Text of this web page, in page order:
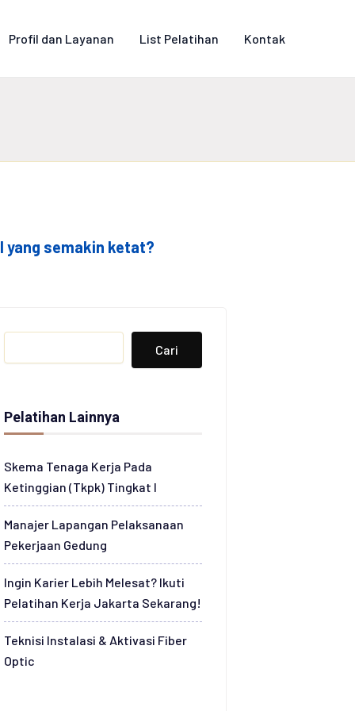
Profil dan Layanan List Pelatihan Kontak
yang semakin ketat?
Search
Cari
Pelatihan Lainnya
Skema Tenaga Kerja Pada
Ketinggian (Tkpk) Tingkat I
Manajer Lapangan Pelaksanaan
Pekerjaan Gedung
Ingin Karier Lebih Melesat? Ikuti
Pelatihan Kerja Jakarta Sekarang!
Teknisi Instalasi & Aktivasi Fiber
Optic